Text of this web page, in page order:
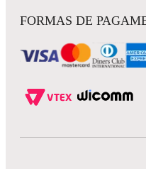
FORMAS DE